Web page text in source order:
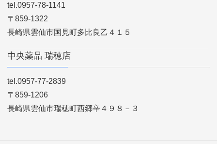
tel.0957-78-1141
〒859-1322
長崎県雲仙市国見町多比良乙４１５
中央薬品 瑞穂店
tel.0957-77-2839
〒859-1206
長崎県雲仙市瑞穂町西郷辛４９８－３